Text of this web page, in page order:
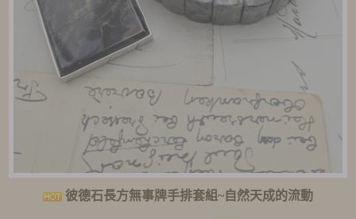
彼德石長方無事牌手排套組~自然天成的流動